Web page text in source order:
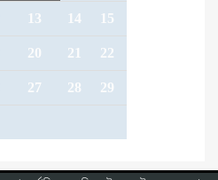
13 14 15
20 21 22
27 28 29